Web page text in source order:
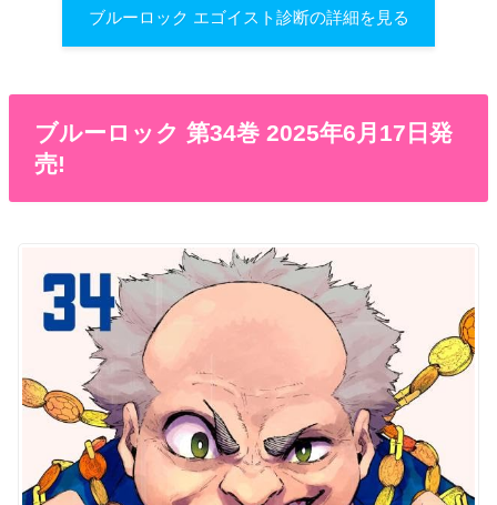
ブルーロック エゴイスト診断の詳細を見る
ブルーロック 第34巻 2025年6月17日発
売!